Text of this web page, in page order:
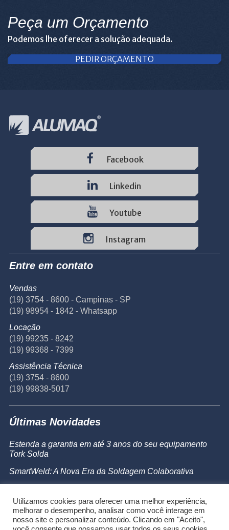
Peça um Orçamento
Podemos lhe oferecer a solução adequada.
PEDIR ORÇAMENTO
Facebook
Linkedin
Youtube
Instagram
Entre em contato
Vendas
(19) 3754 - 8600 - Campinas - SP
(19) 98954 - 1842 - Whatsapp
Locação
(19) 99235 - 8242
(19) 99368 - 7399
Assistência Técnica
(19) 3754 - 8600
(19) 99838-5017
Últimas Novidades
Estenda a garantia em até 3 anos do seu equipamento
Tork Solda
SmartWeld: A Nova Era da Soldagem Colaborativa
Powermax 45 SYNC
Utilizamos cookies para oferecer uma melhor experiência,
melhorar o desempenho, analisar como você interage em
nosso site e personalizar conteúdo. Clicando em "Aceito",